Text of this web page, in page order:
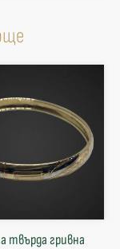
твърда гривнa